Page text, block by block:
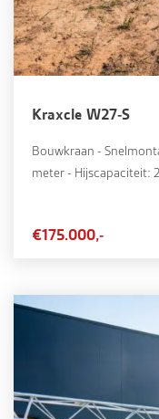
Kraxcle W27-S
Bouwkraan -
meter - Hijscapaciteit:
€175.000,-